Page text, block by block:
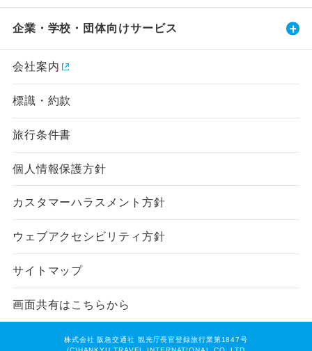
企業・学校・団体向けサービス
会社案内
標識・約款
旅行条件書
個人情報保護方針
カスタマーハラスメント方針
ウェブアクセシビリティ方針
サイトマップ
画面共有はこちらから
株式会社 阪急交通社 観光庁長官登録旅行業第1847号